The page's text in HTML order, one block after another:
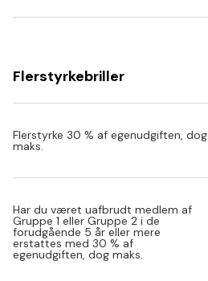
Flerstyrkebriller
Flerstyrke 30 % af egenudgiften, dog
maks.
Har du været uafbrudt medlem af
Gruppe 1 eller Gruppe 2 i de
forudgående 5 år eller mere
erstattes med 30 % af
egenudgiften, dog maks.